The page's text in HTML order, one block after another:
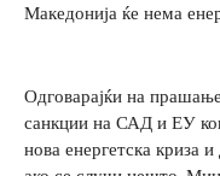
Македонија ќе нема
Одговарајќи на
санкции на САД и ЕУ
нова енергетска криза